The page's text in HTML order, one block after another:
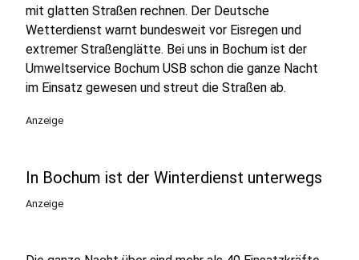
mit glatten Straßen rechnen. Der Deutsche
Wetterdienst warnt bundesweit vor Eisregen und
extremer Straßenglätte. Bei uns in Bochum ist der
Umweltservice Bochum USB schon die ganze Nacht
im Einsatz gewesen und streut die Straßen ab.
Anzeige
In Bochum ist der Winterdienst unterwegs
Anzeige